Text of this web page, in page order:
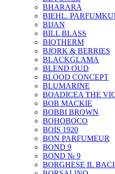
BHARARA
BIEHL.
BIJAN
BILL BLASS
BIOTHERM
BJORK & BERRIES
BLACKGLAMA
BLEND OUD
BLOOD CONCEPT
BLUMARINE
BOADICEA THE
BOB MACKIE
BOBBI BROWN
BOHOBOCO
BOIS 1920
BON PARFUMEUR
BOND 9
BOND № 9
BORGHESE IL